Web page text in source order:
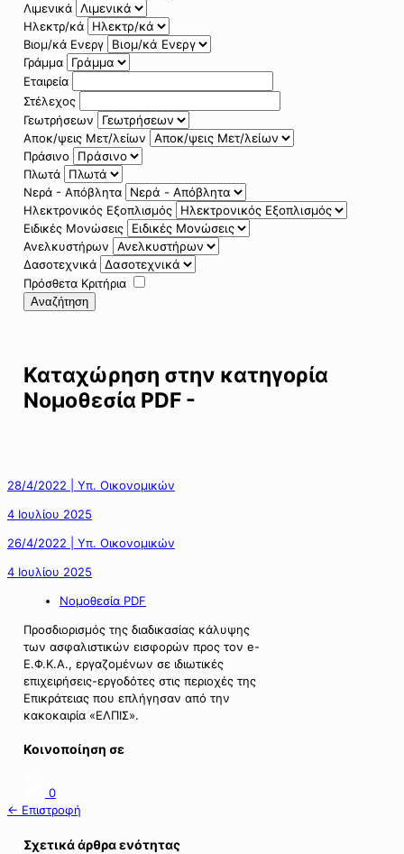
Λιμενικά
Ηλεκτρ/κά
Βιομ/κά Ενεργ
Γράμμα
Εταιρεία
Στέλεχος
Γεωτρήσεων
Αποκ/ψεις Μετ/λείων
Πράσινο
Πλωτά
Νερά - Απόβλητα
Ηλεκτρονικός Εξοπλισμός
Ειδικές Μονώσεις
Ανελκυστήρων
Δασοτεχνικά
Πρόσθετα Κριτήρια
Αναζήτηση
Καταχώρηση στην κατηγορία
Νομοθεσία PDF -
28/4/2022 | Υπ. Οικονομικών
4 Ιουλίου 2025
26/4/2022 | Υπ. Οικονομικών
4 Ιουλίου 2025
Νομοθεσία PDF
Προσδιορισμός της διαδικασίας κάλυψης
των ασφαλιστικών εισφορών προς τον e-
Ε.Φ.Κ.Α., εργαζομένων σε ιδιωτικές
επιχειρήσεις-εργοδότες στις περιοχές της
Επικράτειας που επλήγησαν από την
κακοκαιρία «ΕΛΠΙΣ».
Κοινοποίηση σε
0
← Επιστροφή
Σχετικά άρθρα ενότητας